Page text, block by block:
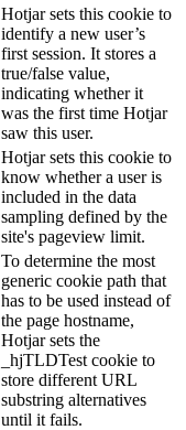
Hotjar sets this cookie to
identify a new user’s
first session. It stores a
true/false value,
indicating whether it
was the first time Hotjar
saw this user.
Hotjar sets this cookie to
know whether a user is
included in the data
sampling defined by the
site's pageview limit.
To determine the most
generic cookie path that
has to be used instead of
the page hostname,
Hotjar sets the
_hjTLDTest cookie to
store different URL
substring alternatives
until it fails.